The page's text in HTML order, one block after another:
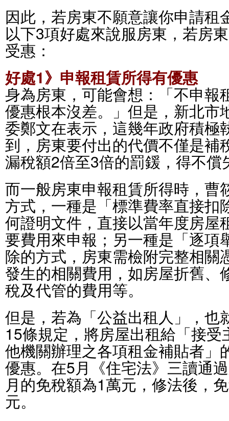
因此，若房東不願意讓你申請租
以下3項好處來說服房東，若房
受惠：
好處1》申報租賃所得有優惠
身為房東，可能會想：「不申報
優惠根本沒差。」但是，新北市
委鄭文在表示，這幾年政府積極
到，房東要付出的代價不僅是補
漏稅額2倍至3倍的罰鍰，得不償
而一般房東申報租賃所得時，曹
方式，一種是「標準費率直接扣
何證明文件，直接以當年度房屋
要費用來申報；另一種是「逐項
除的方式，房東需檢附完整相關
發生的相關費用，如房屋折舊、
稅及代管的費用等。
但是，若為「公益出租人」，也
15條規定，將房屋出租給「接
他機關辦理之各項租金補貼者」
優惠。在5月《住宅法》三讀通
月的免稅額為1萬元，修法後，
元。